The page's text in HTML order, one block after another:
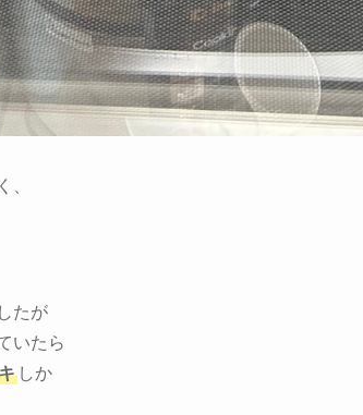
、
たが
いたら
しか